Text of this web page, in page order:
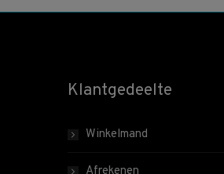
Klantgedeelte
Winkelmand